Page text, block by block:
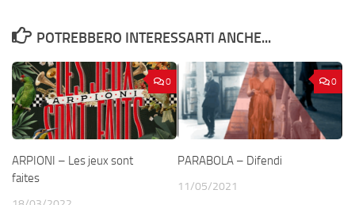
POTREBBERO INTERESSARTI ANCHE...
0
ARPIONI – Les jeux sont
faites
0
PARABOLA – Difendi
11/05/2021